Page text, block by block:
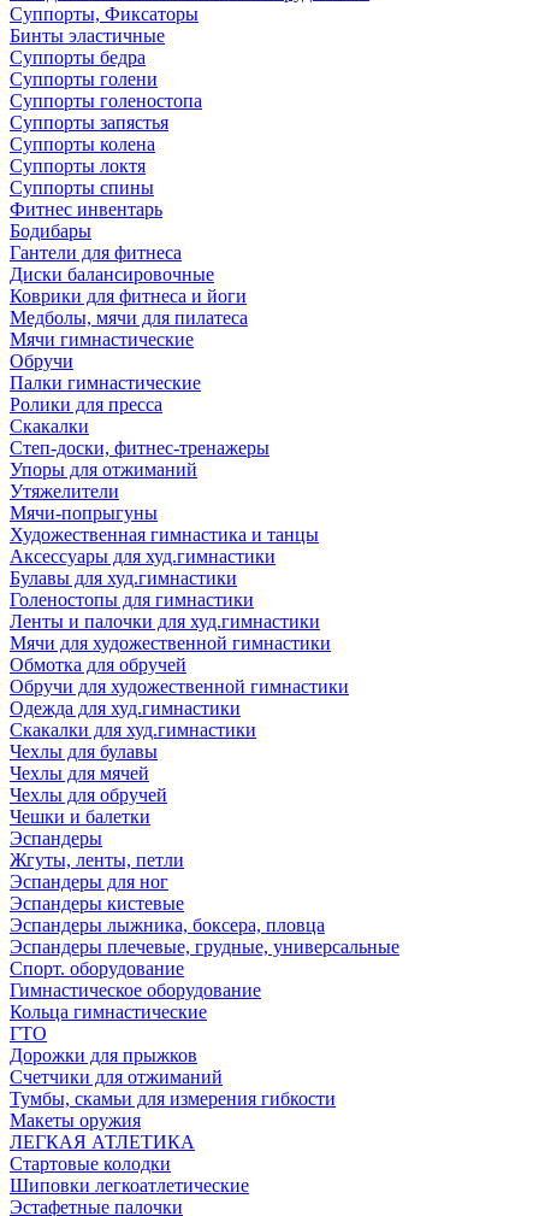
Суппорты, Фиксаторы
Бинты эластичные
Суппорты бедра
Суппорты голени
Суппорты голеностопа
Суппорты запястья
Суппорты колена
Суппорты локтя
Суппорты спины
Фитнес инвентарь
Бодибары
Гантели для фитнеса
Диски балансировочные
Коврики для фитнеса и йоги
Медболы, мячи для пилатеса
Мячи гимнастические
Обручи
Палки гимнастические
Ролики для пресса
Скакалки
Степ-доски, фитнес-тренажеры
Упоры для отжиманий
Утяжелители
Мячи-попрыгуны
Художественная гимнастика и танцы
Аксессуары для худ.гимнастики
Булавы для худ.гимнастики
Голеностопы для гимнастики
Ленты и палочки для худ.гимнастики
Мячи для художественной гимнастики
Обмотка для обручей
Обручи для художественной гимнастики
Одежда для худ.гимнастики
Скакалки для худ.гимнастики
Чехлы для булавы
Чехлы для мячей
Чехлы для обручей
Чешки и балетки
Эспандеры
Жгуты, ленты, петли
Эспандеры для ног
Эспандеры кистевые
Эспандеры лыжника, боксера, пловца
Эспандеры плечевые, грудные, универсальные
Спорт. оборудование
Гимнастическое оборудование
Кольца гимнастические
ГТО
Дорожки для прыжков
Счетчики для отжиманий
Тумбы, скамьи для измерения гибкости
Макеты оружия
ЛЕГКАЯ АТЛЕТИКА
Стартовые колодки
Шиповки легкоатлетические
Эстафетные палочки